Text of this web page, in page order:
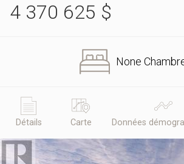
4 370 625 $
None
Détails Carte Données